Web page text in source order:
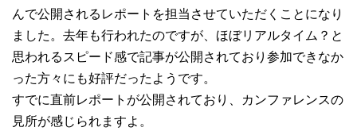
んで公開されるレポートを担当させていただくことになり
ました。去年も行われたのですが、ほぼリアルタイム？と
思われるスピード感で記事が公開されており参加できなか
った方々にも好評だったようです。
すでに直前レポートが公開されており、カンファレンスの
見所が感じられますよ。